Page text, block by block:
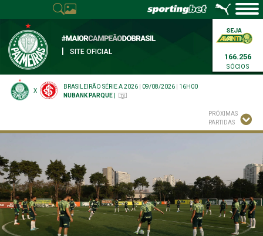
SITE OFICIAL
166.256
SÓCIOS
X
BRASILEIRÃO SÉRIE A 2026 09/08/2026
16H00
NUBANK PARQUE
PRÓXIMAS
PARTIDAS